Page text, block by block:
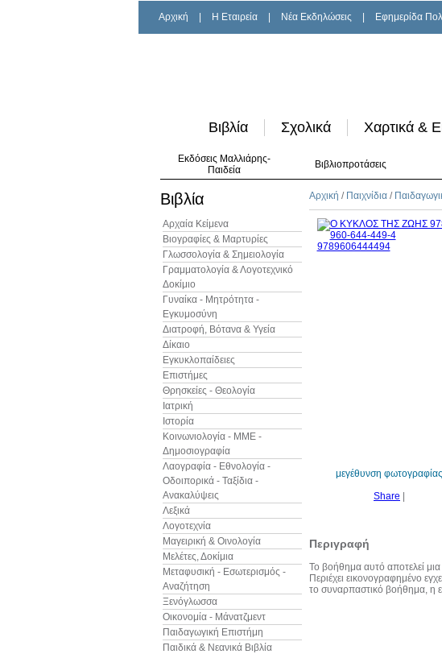
Αρχική H Εταιρεία Νέα Εκδηλώσεις Εφημερίδα
Βιβλία Σχολικά Χαρτικά &
Εκδόσεις Μαλλιάρης-
Παιδεία
Βιβλιοπροτάσεις
Βιβλία
Αρχαία Κείμενα
Βιογραφίες & Μαρτυρίες
Γλωσσολογία & Σημειολογία
Γραμματολογία & Λογοτεχνικό
Δοκίμιο
Γυναίκα - Μητρότητα -
Εγκυμοσύνη
Διατροφή, Βότανα & Υγεία
Δίκαιο
Εγκυκλοπαίδειες
Επιστήμες
Θρησκείες - Θεολογία
Ιατρική
Ιστορία
Κοινωνιολογία - ΜΜΕ -
Δημοσιογραφία
Λαογραφία - Εθνολογία -
Οδοιπορικά - Ταξίδια -
Ανακαλύψεις
Λεξικά
Λογοτεχνία
Μαγειρική & Οινολογία
Μελέτες, Δοκίμια
Μεταφυσική - Εσωτερισμός -
Αναζήτηση
Ξενόγλωσσα
Οικονομία - Μάνατζμεντ
Παιδαγωγική Επιστήμη
Παιδικά & Νεανικά Βιβλία
Αρχική / Παιχνίδια /
μεγέθυνση φωτογραφίας
Share
Περιγραφή
Το βοήθημα αυτό αποτελεί
Περιέχει εικονογραφημένο
το συναρπαστικό βοήθημα, η